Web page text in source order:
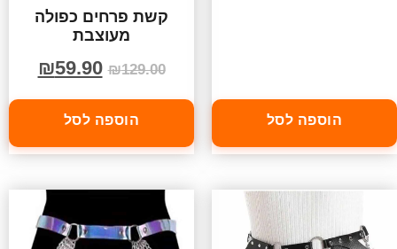
הוספה לסל
קשת פרחים כפולה
מעוצבת
₪129.00
₪59.90
הוספה לסל